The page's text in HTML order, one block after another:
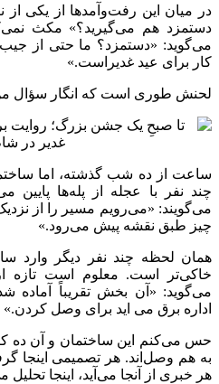
در میان این رفت‌وآمدها از یکی از
دستمزد هم می‌گیرید؟» مکث
می‌گوید: «دستمزد؟ ما حتی از
کار برای عید غدیراست.»
لحنش طوری است که انگار سؤال من
ساعت از ده شب گذشته، اما
چند نفر با عجله از پله‌ها
می‌گویند: «می‌رویم مسیر را از
چیز طبق نقشه پیش می‌رود.»
همان لحظه چند نفر دیگر وارد
خاکی‌تر است. معلوم است تازه
می‌گوید: «آن بخش تقریباً
اداره برق می اید برای وصل کردن.»
حس می‌کنم این ساختمان و آن ده
به هم وصل‌اند. هر تصمیمی اینجا
هر خبری از آنجا می‌آید، اینجا